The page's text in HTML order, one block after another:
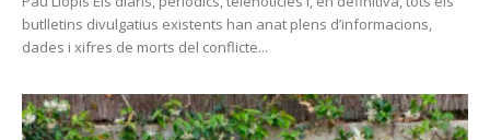
butlletins divulgatius existents han anat plens d’informacions,
dades i xifres de morts del conflicte...